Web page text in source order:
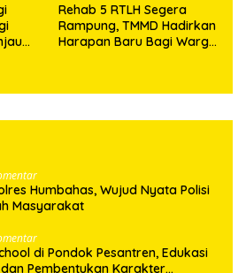
Rehab 5 RTLH Segera
Rampung, TMMD Hadirkan
Harapan Baru Bagi Warga
Humbahas, Wujud Nyata Polisi
Masyarakat
di Pondok Pesantren, Edukasi
Pembentukan Karakter